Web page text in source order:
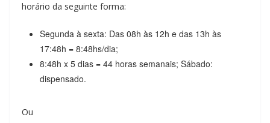
horário da seguinte forma:
Segunda à sexta: Das 08h às 12h e das 13h às
17:48h = 8:48hs/dia;
8:48h x 5 dias = 44 horas semanais; Sábado:
dispensado.
Ou